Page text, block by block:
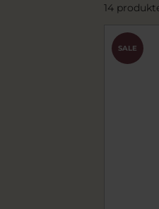
14
SALE